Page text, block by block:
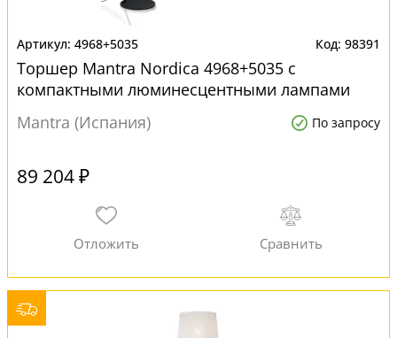
4968+5035 98391
Торшер Mantra Nordica 4968+5035 с
компактными люминесцентными лампами
Mantra (Испания)
По запросу
89 204 ₽